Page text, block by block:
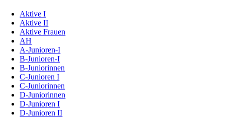
Aktive I
Aktive II
Aktive Frauen
AH
A-Junioren-I
B-Junioren-I
B-Juniorinnen
C-Junioren I
C-Juniorinnen
D-Juniorinnen
D-Junioren I
D-Junioren II